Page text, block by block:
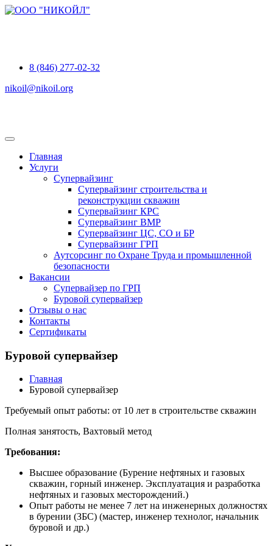
8 (846) 277-02-32
nikoil@nikoil.org
Главная
Услуги
Супервайзинг
Супервайзинг строительства и
реконструкции скважин
Супервайзинг КРС
Супервайзинг ВМР
Супервайзинг ЦС, СО и БР
Супервайзинг ГРП
Аутсорсинг по Охране Труда и промышленной
безопасности
Вакансии
Супервайзер по ГРП
Буровой супервайзер
Отзывы о нас
Контакты
Сертификаты
Буровой супервайзер
Главная
Буровой супервайзер
Требуемый опыт работы: от 10 лет в строительстве скважин
Полная занятость, Вахтовый метод
Требования:
Высшее образование (Бурение нефтяных и газовых
скважин, горный инженер. Эксплуатация и разработка
нефтяных и газовых месторождений.)
Опыт работы не менее 7 лет на инженерных должностях
в бурении (ЗБС) (мастер, инженер технолог, начальник
буровой и др.)